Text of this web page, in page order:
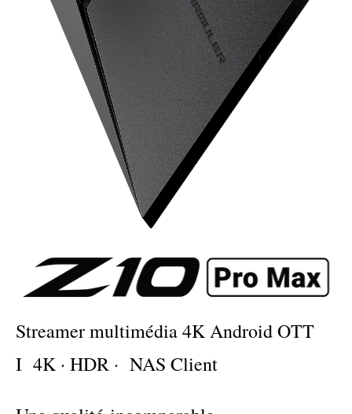
Streamer multimédia 4K Android OTT
I 4K · HDR · NAS Client